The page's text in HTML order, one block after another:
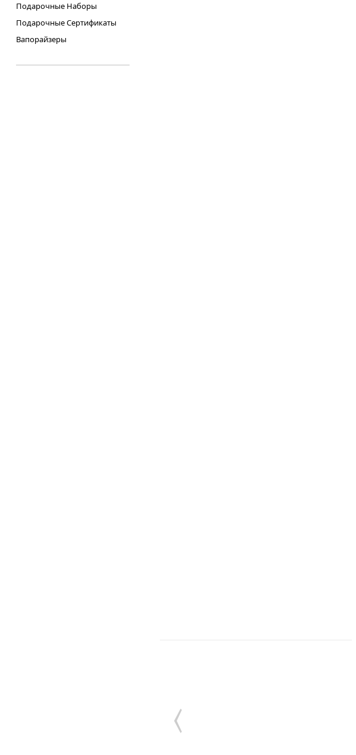
Подарочные Наборы
Подарочные Сертификаты
Вапорайзеры